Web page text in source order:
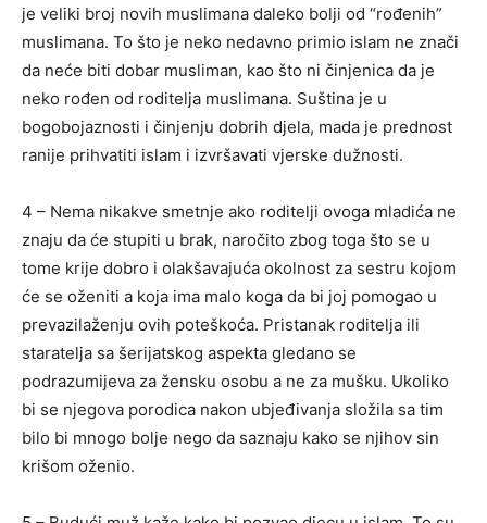
je veliki broj novih muslimana daleko bolji od “rođenih”
muslimana. To što je neko nedavno primio islam ne znači
da neće biti dobar musliman, kao što ni činjenica da je
neko rođen od roditelja muslimana. Suština je u
bogobojaznosti i činjenju dobrih djela, mada je prednost
ranije prihvatiti islam i izvršavati vjerske dužnosti.
4 – Nema nikakve smetnje ako roditelji ovoga mladića ne
znaju da će stupiti u brak, naročito zbog toga što se u
tome krije dobro i olakšavajuća okolnost za sestru kojom
će se oženiti a koja ima malo koga da bi joj pomogao u
prevazilaženju ovih poteškoća. Pristanak roditelja ili
staratelja sa šerijatskog aspekta gledano se
podrazumijeva za žensku osobu a ne za mušku. Ukoliko
bi se njegova porodica nakon ubjeđivanja složila sa tim
bilo bi mnogo bolje nego da saznaju kako se njihov sin
krišom oženio.